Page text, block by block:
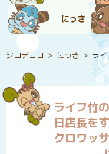
にっき
シロデココ にっき ラ
ライフ竹
日店長を
クロワッ